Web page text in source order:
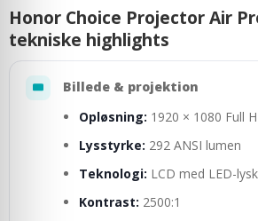
Honor Choice Projector Air
tekniske highlights
Billede & projektion
Opløsning: 1920 × 1080 Full
Lysstyrke: 292 ANSI lumen
Teknologi: LCD med LED-
Kontrast: 2500:1